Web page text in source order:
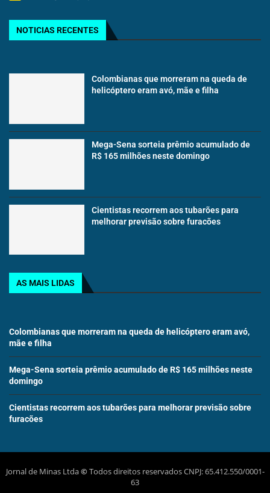
NOTICIAS RECENTES
Colombianas que morreram na queda de
helicóptero eram avó, mãe e filha
Mega-Sena sorteia prêmio acumulado de
R$ 165 milhões neste domingo
Cientistas recorrem aos tubarões para
melhorar previsão sobre furacões
AS MAIS LIDAS
Colombianas que morreram na queda de helicóptero eram avó,
mãe e filha
Mega-Sena sorteia prêmio acumulado de R$ 165 milhões neste
domingo
Cientistas recorrem aos tubarões para melhorar previsão sobre
furacões
Jornal de Minas Ltda©Todos direitos reservados CNPJ: 65.412.550/0001-
63